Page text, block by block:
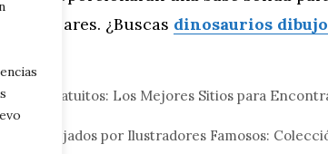
y escolares. ¿Buscas dinosaurios dibujo
General
Gratuitos: Los Mejores Sitios para
Dibujados por Ilustradores Famosos: